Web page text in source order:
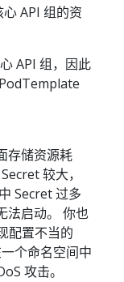
心 API 组的资
API 组，因此
存储资源耗
较大，
Secret 过多
法启动。 你也
配置不当的
个命名空间中
攻击。